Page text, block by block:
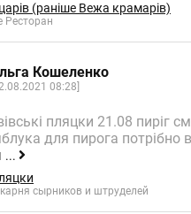
(раніше Вежа крамарів)
Ресторан
Кошеленко
08:28]
пляцки 21.08 пиріг
для пирога потрібно
...
сырников и штруделей